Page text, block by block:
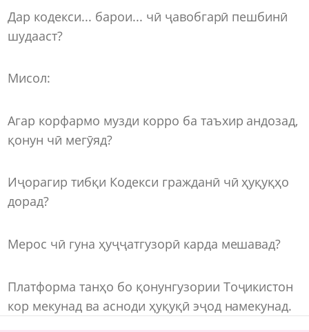
Дар кодекси... барои... чӣ ҷавобгарӣ пешбинӣ
шудааст?
Мисол:
Агар корфармо музди корро ба таъхир андозад,
қонун чӣ мегӯяд?
Иҷорагир тибқи Кодекси гражданӣ чӣ ҳуқуқҳо
дорад?
Мерос чӣ гуна ҳуҷҷатгузорӣ карда мешавад?
Платформа танҳо бо қонунгузории Тоҷикистон
кор мекунад ва асноди ҳуқуқӣ эҷод намекунад.